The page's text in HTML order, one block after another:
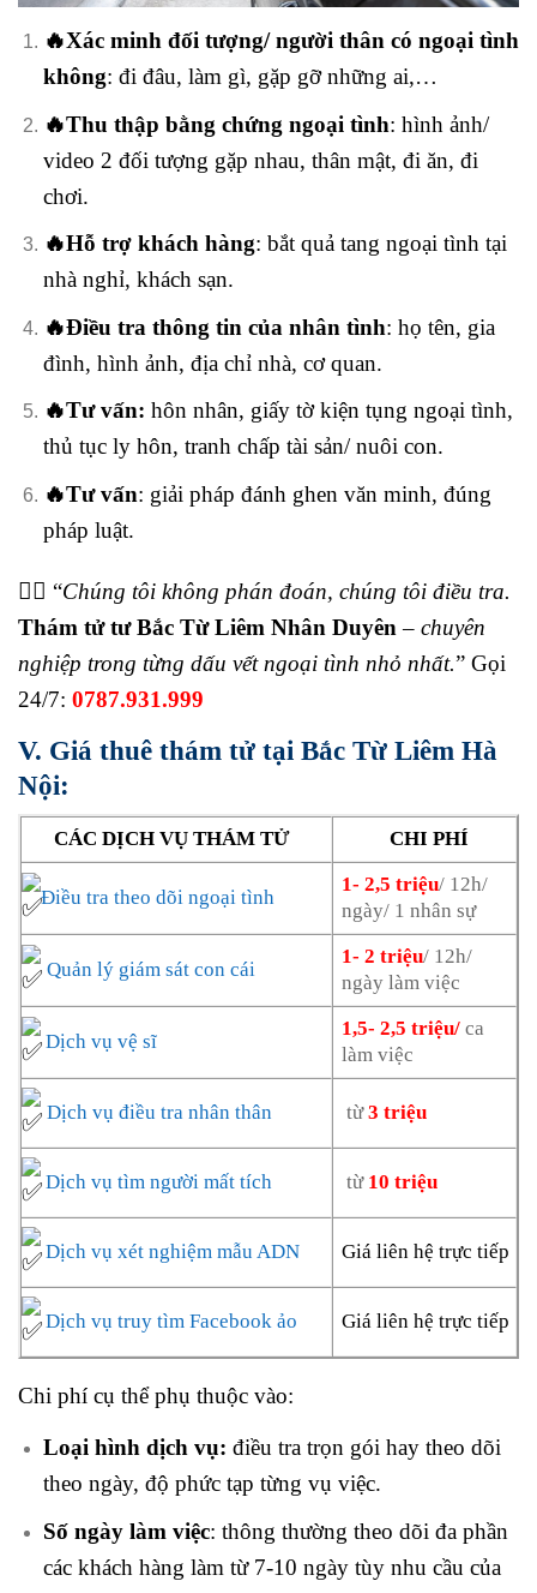
🔥Xác minh đối tượng/ người thân có ngoại tình
không: đi đâu, làm gì, gặp gỡ những ai,…
🔥Thu thập bằng chứng ngoại tình: hình ảnh/
video 2 đối tượng gặp nhau, thân mật, đi ăn, đi
chơi.
🔥Hỗ trợ khách hàng: bắt quả tang ngoại tình tại
nhà nghỉ, khách sạn.
🔥Điều tra thông tin của nhân tình: họ tên, gia
đình, hình ảnh, địa chỉ nhà, cơ quan.
🔥Tư vấn: hôn nhân, giấy tờ kiện tụng ngoại tình,
thủ tục ly hôn, tranh chấp tài sản/ nuôi con.
🔥Tư vấn: giải pháp đánh ghen văn minh, đúng
pháp luật.
🕵️‍♂️ “Chúng tôi không phán đoán, chúng tôi điều tra.
Thám tử tư Bắc Từ Liêm Nhân Duyên – chuyên
nghiệp trong từng dấu vết ngoại tình nhỏ nhất.” Gọi
24/7: 0787.931.999
V. Giá thuê thám tử tại Bắc Từ Liêm Hà
Nội:
CÁC DỊCH VỤ THÁM TỬ CHI PHÍ
Điều tra theo dõi ngoại tình
1- 2,5 triệu/ 12h/
ngày/ 1 nhân sự
Quản lý giám sát con cái
1- 2 triệu/ 12h/
ngày làm việc
Dịch vụ vệ sĩ
1,5- 2,5 triệu/ ca
làm việc
Dịch vụ điều tra nhân thân từ3 triệu
Dịch vụ tìm người mất tích từ 10 triệu
Dịch vụ xét nghiệm mẫu ADN Giá liên hệ trực tiếp
Dịch vụ truy tìm Facebook ảo Giá liên hệ trực tiếp
Chi phí cụ thể phụ thuộc vào:
Loại hình dịch vụ: điều tra trọn gói hay theo dõi
theo ngày, độ phức tạp từng vụ việc.
Số ngày làm việc: thông thường theo dõi đa phần
các khách hàng làm từ 7-10 ngày tùy nhu cầu của